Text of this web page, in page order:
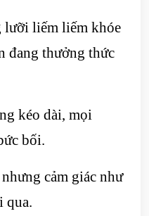
lưỡi liếm liếm khóe
đang thưởng thức
kéo dài, mọi
bối.
cảm giác như
qua.